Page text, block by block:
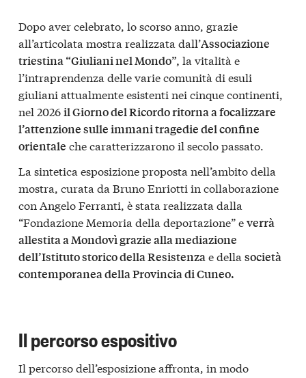
Dopo aver celebrato, lo scorso anno, grazie
all’articolata mostra realizzata dall’Associazione
triestina “Giuliani nel Mondo”, la vitalità e
l’intraprendenza delle varie comunità di esuli
giuliani attualmente esistenti nei cinque continenti,
nel 2026il Giorno del Ricordo ritorna a focalizzare
l’attenzione sulle immani tragedie del confine
orientale che caratterizzarono il secolo passato.
La sintetica esposizione proposta nell’ambito della
mostra, curata da Bruno Enriotti in collaborazione
con Angelo Ferranti, è stata realizzata dalla
“Fondazione Memoria della deportazione” everrà
allestita a Mondovì grazie alla mediazione
dell’Istituto storico della Resistenzae della società
contemporanea della Provincia di Cuneo.
Il percorso espositivo
Il percorso dell’esposizione affronta, in modo